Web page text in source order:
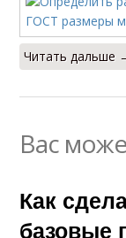
Читать дальше
Вас
Как
базовые